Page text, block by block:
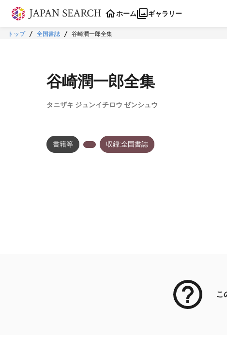
本文に飛ぶ
ホーム ギャラリー
トップ 全国書誌 谷崎潤一郎全集
谷崎潤一郎全集
タニザキ ジュンイチロウ ゼンシュウ
書籍等 収録:全国書誌
こ